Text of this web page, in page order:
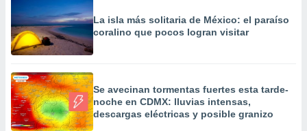
La isla más solitaria de México: el paraíso
coralino que pocos logran visitar
Se avecinan tormentas fuertes esta tarde-
noche en CDMX: lluvias intensas,
descargas eléctricas y posible granizo